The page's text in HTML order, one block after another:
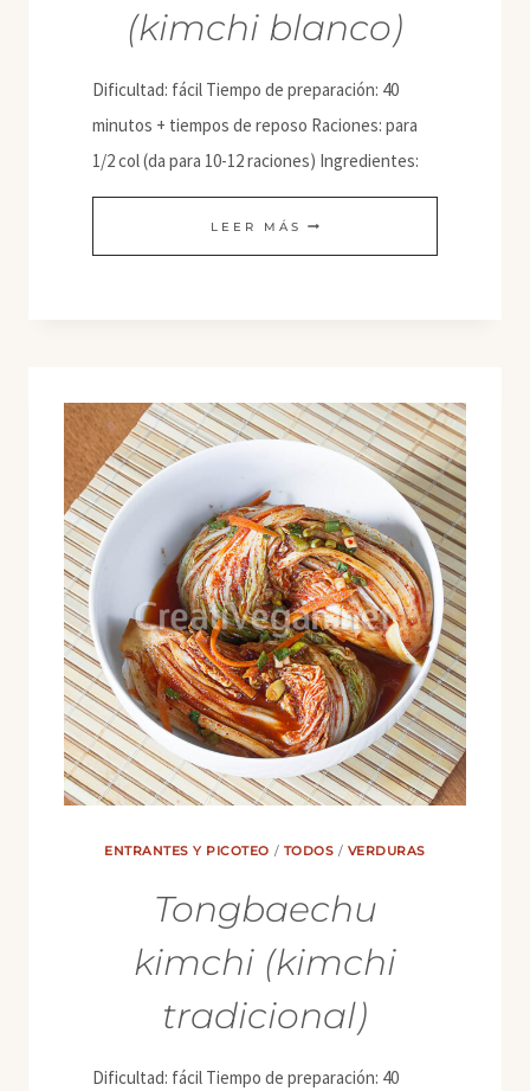
(kimchi blanco)
Dificultad: fácil Tiempo de preparación: 40
minutos + tiempos de reposo Raciones: para
1/2 col (da para 10-12 raciones) Ingredientes:
LEER MÁS BAEK-
KIMCHI
ENTRANTES Y PICOTEO / TODOS / VERDURAS
Tongbaechu
kimchi (kimchi
tradicional)
Dificultad: fácil Tiempo de preparación: 40